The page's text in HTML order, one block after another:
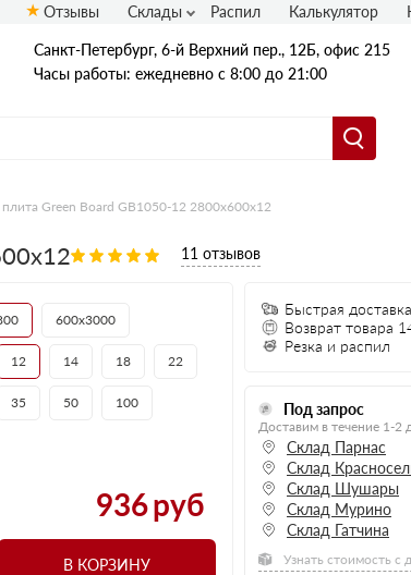
Санкт-Петербург, 6-й Верхний пер., 12Б, офис 215
Часы работы: ежедневно с 8:00 до 21:00
Отзывы Склады Распил Калькулятор
Green Board GB1050-12 2800х600х12
11 отзывов
600х3000
12 14 18 22
35 50 100
936руб
В КОРЗИНУ
Быстрая доставка
Возврат товара
Резка и распил
Под запрос
Доставим в течение 1-2
Склад Парнас
Склад
Склад Шушары
Склад Мурино
Склад Гатчина
Узнать стоимость с